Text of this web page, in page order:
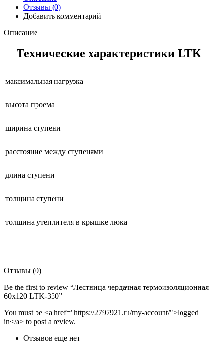
Отзывы (0)
Добавить комментарий
Описание
Технические характеристики LTK
максимальная нагрузка
высота проема
ширина ступени
расстояние между ступенями
длина ступени
толщина ступени
толщина утеплителя в крышке люка
Отзывы (0)
Be the first to review “Лестница чердачная термоизоляционная
60х120 LТK-330”
You must be <a href="https://2797921.ru/my-account/">logged
in</a> to post a review.
Отзывов еще нет